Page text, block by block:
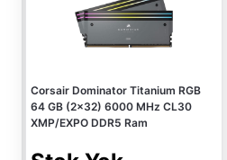
Corsair Dominator Titanium RGB
64 GB (2x32) 6000 MHz CL30
XMP/EXPO DDR5 Ram